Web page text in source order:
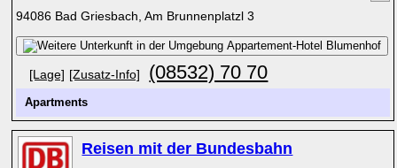
94086 Bad Griesbach, Am Brunnenplatzl 3
[Lage] [Zusatz-Info] (08532) 70 70
Apartments
Reisen mit der Bundesbahn